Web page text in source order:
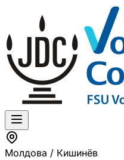
Молдова / Кишинёв